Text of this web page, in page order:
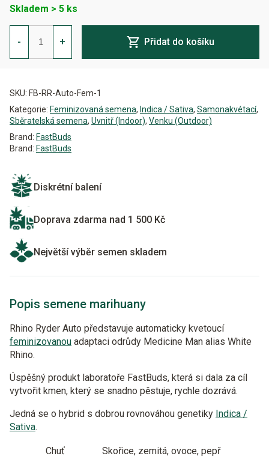
Skladem > 5 ks
-
Rhino
Ryder
Auto
Feminizovaná
+ Přidat do košíku
SKU: FB-RR-Auto-Fem-1
Kategorie: Feminizovaná semena, Indica / Sativa, Samonakvétací,
Sběratelská semena, Uvnitř (Indoor), Venku (Outdoor)
Brand: FastBuds
Brand: FastBuds
Diskrétní balení
Doprava zdarma nad 1 500 Kč
Největší výběr semen skladem
Popis semene marihuany
Rhino Ryder Auto představuje automaticky kvetoucí
feminizovanou adaptaci odrůdy Medicine Man alias White
Rhino.
Úspěšný produkt laboratoře FastBuds, která si dala za cíl
vytvořit kmen, který se snadno pěstuje, rychle dozrává.
Jedná se o hybrid s dobrou rovnováhou genetiky Indica /
Sativa.
Chuť Skořice, zemitá, ovoce, pepř